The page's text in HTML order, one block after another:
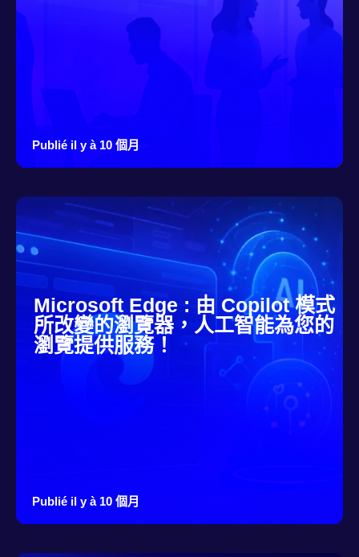
Publié il y à 10 個月
Microsoft Edge : 由 Copilot 模式
所改變的瀏覽器，人工智能為您的
瀏覽提供服務！
Publié il y à 10 個月